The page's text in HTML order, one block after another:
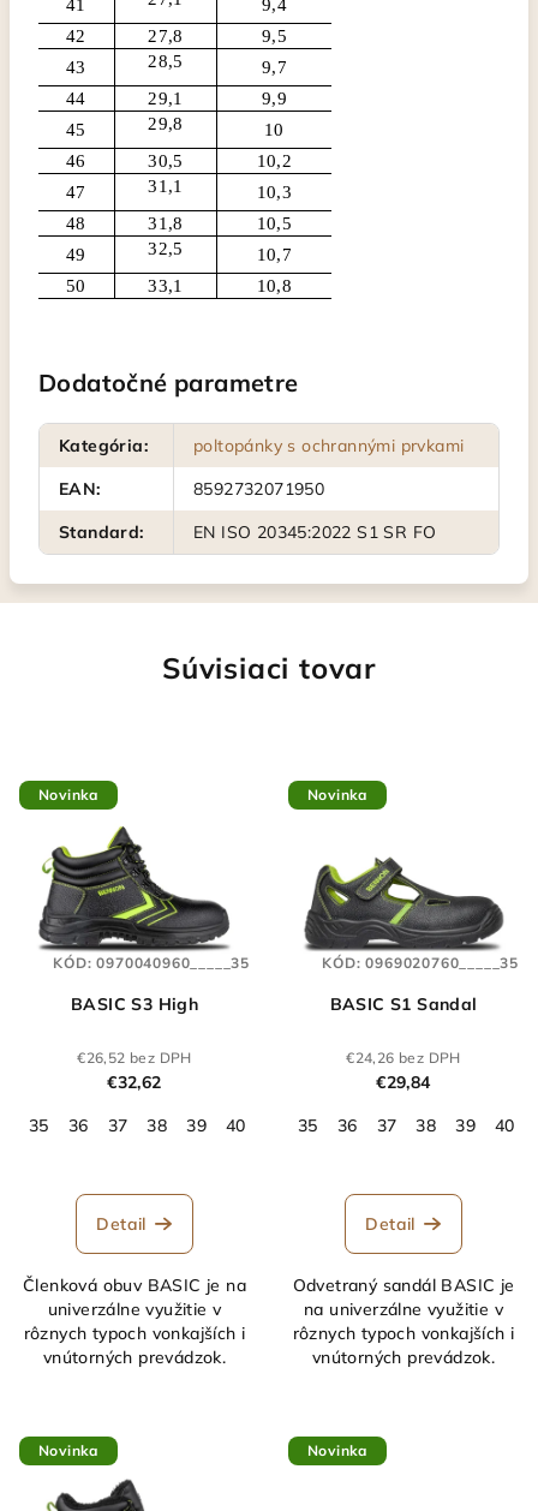
41
9,4
42
27,8
9,5
43
28,5
9,7
44
29,1
9,9
45
29,8
10
46
30,5
10,2
47
31,1
10,3
48
31,8
10,5
49
32,5
10,7
50
33,1 10,8
Dodatočné parametre
Kategória:
poltopánky s ochrannými prvkami
EAN:
8592732071950
Standard: EN ISO 20345:2022 S1 SR FO
Súvisiaci tovar
Novinka
BASIC S3 High
€26,52 bez DPH
€32,62
35
36 37 38 39 40 42 43 44 45 46 47
Detail
Členková obuv BASIC je na
univerzálne využitie v
rôznych typoch vonkajších i
vnútorných prevádzok.
KÓD:0970040960_____35
Novinka
BASIC S1 Sandal
€24,26 bez DPH
€29,84
35
36 37 38 39 40
Detail
Odvetraný sandál BASIC je
na univerzálne využitie v
rôznych typoch vonkajších i
vnútorných prevádzok.
KÓD:0969020760_____35
Novinka Novinka